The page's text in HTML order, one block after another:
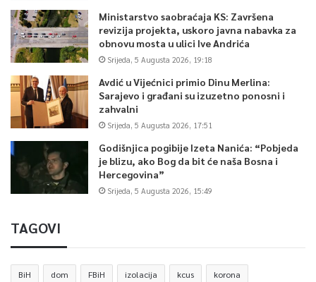
Ministarstvo saobraćaja KS: Završena
revizija projekta, uskoro javna nabavka za
obnovu mosta u ulici Ive Andrića
Srijeda, 5 Augusta 2026, 19:18
Avdić u Vijećnici primio Dinu Merlina:
Sarajevo i građani su izuzetno ponosni i
zahvalni
Srijeda, 5 Augusta 2026, 17:51
Godišnjica pogibije Izeta Nanića: “Pobjeda
je blizu, ako Bog da bit će naša Bosna i
Hercegovina”
Srijeda, 5 Augusta 2026, 15:49
TAGOVI
BiH dom FBiH izolacija kcus korona